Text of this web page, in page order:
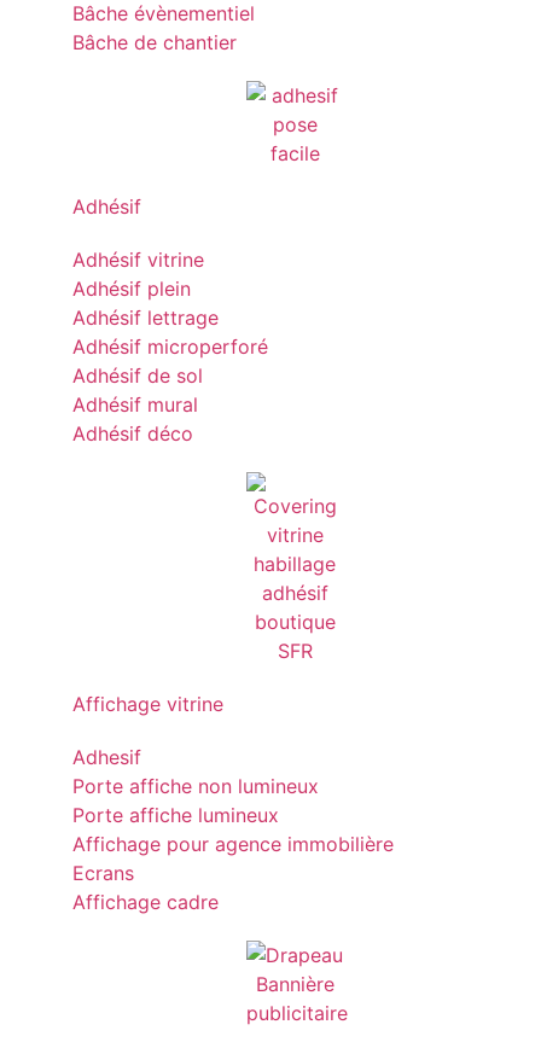
Bâche évènementiel
Bâche de chantier
Adhésif
Adhésif vitrine
Adhésif plein
Adhésif lettrage
Adhésif microperforé
Adhésif de sol
Adhésif mural
Adhésif déco
Affichage vitrine
Adhesif
Porte affiche non lumineux
Porte affiche lumineux
Affichage pour agence immobilière
Ecrans
Affichage cadre